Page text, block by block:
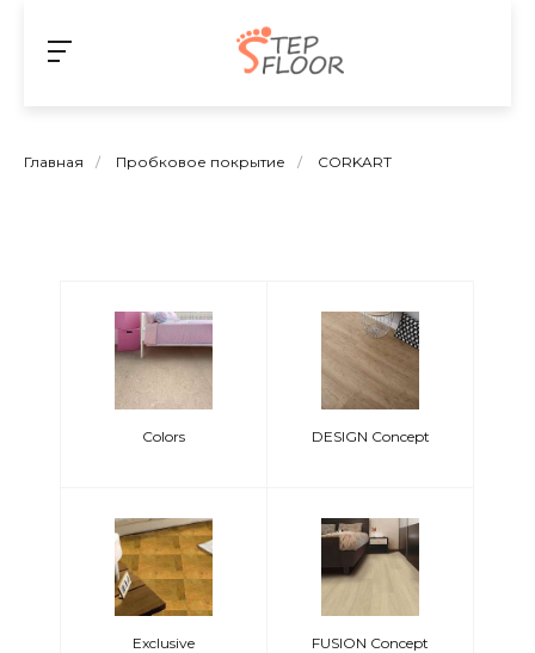
Главная / Пробковое покрытие / CORKART
Colors DESIGN Concept
Exclusive FUSION Concept